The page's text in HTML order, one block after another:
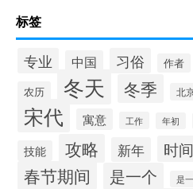
标签
专业 中国 习俗 作者
农历 冬天 冬季 北
宋代 寓意 工作 年初
技能 攻略 新年 时间
春节期间 是一个 是